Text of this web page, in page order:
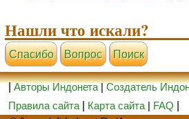
Нашли что искали?
Cпасибо Вопрос Поиск
|Авторы Индонета|Создатель
Правила сайта
Карта сайта | FAQ